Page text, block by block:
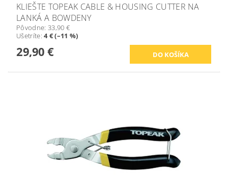
KLIEŠTE TOPEAK CABLE & HOUSING CUTTER NA
LANKÁ A BOWDENY
Pôvodne: 33,90 €
Ušetríte:4 € (–11 %)
29,90 €